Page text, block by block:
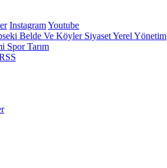
InstagramYoutube
Belde Ve KöylerSiyasetYerel Yönetim
SporTarım